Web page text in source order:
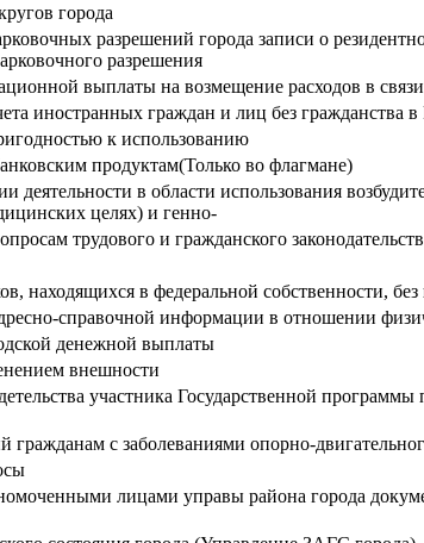
города
разрешений города записи о
разрешения
выплаты на возмещение расходов в
иностранных граждан и лиц без гражданства
к использованию
продуктам(Только во флагмане)
в области использования
целях) и генно-
трудового и гражданского
находящихся в федеральной собственности, без
справочной информации в отношении
денежной выплаты
внешности
участника Государственной
с заболеваниями опорно-
лицами управы района города